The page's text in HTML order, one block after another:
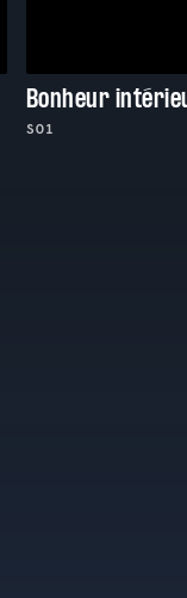
Bonheur
S01